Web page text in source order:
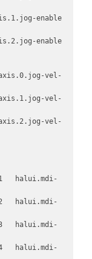
enable
enable
vel-
vel-
vel-
1   halui.mdi-
2   halui.mdi-
3   halui.mdi-
4   halui.mdi-